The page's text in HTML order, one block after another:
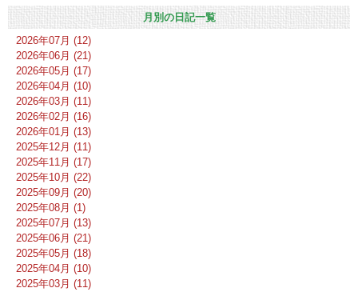
月別の日記一覧
2026年07月 (12)
2026年06月 (21)
2026年05月 (17)
2026年04月 (10)
2026年03月 (11)
2026年02月 (16)
2026年01月 (13)
2025年12月 (11)
2025年11月 (17)
2025年10月 (22)
2025年09月 (20)
2025年08月 (1)
2025年07月 (13)
2025年06月 (21)
2025年05月 (18)
2025年04月 (10)
2025年03月 (11)